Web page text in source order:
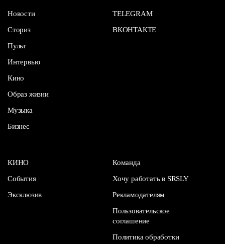
Новости
Сториз
Пульт
Интервью
Кино
Образ жизни
Музыка
Бизнес
TELEGRAM
ВКОНТАКТЕ
КИНО
События
Эксклюзив
Команда
Хочу работать в SRSLY
Рекламодателям
Пользовательское
соглашение
Политика обработки